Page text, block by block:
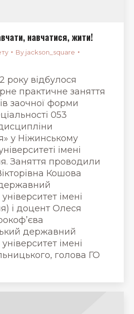
навчатися, жити!
By jackson_square
року відбулося
практичне заняття
заочної форми
053
у Ніжинському
імені
Заняття проводили
Кошова
імені
і доцент Олеся
державний
імені
голова ГО